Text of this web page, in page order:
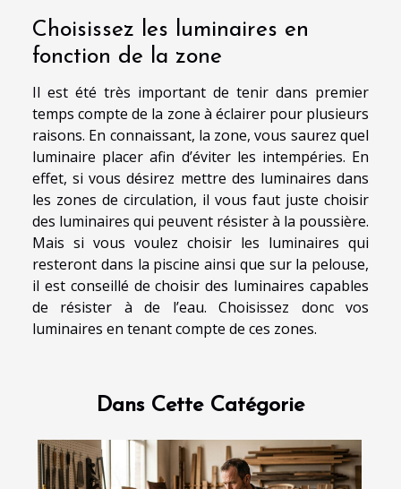
Choisissez les luminaires en
fonction de la zone
Il est été très important de tenir dans premier
temps compte de la zone à éclairer pour plusieurs
raisons. En connaissant, la zone, vous saurez quel
luminaire placer afin d’éviter les intempéries. En
effet, si vous désirez mettre des luminaires dans
les zones de circulation, il vous faut juste choisir
des luminaires qui peuvent résister à la poussière.
Mais si vous voulez choisir les luminaires qui
resteront dans la piscine ainsi que sur la pelouse,
il est conseillé de choisir des luminaires capables
de résister à de l’eau. Choisissez donc vos
luminaires en tenant compte de ces zones.
Dans Cette Catégorie